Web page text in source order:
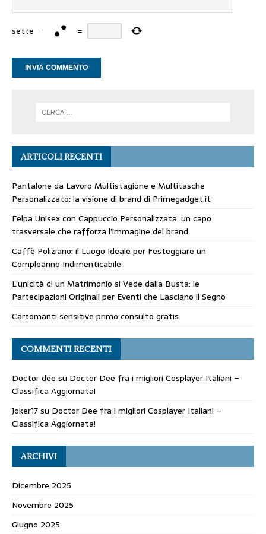
sette − =
ARTICOLI RECENTI
Pantalone da Lavoro Multistagione e Multitasche
Personalizzato: la visione di brand di Primegadget.it
Felpa Unisex con Cappuccio Personalizzata: un capo
trasversale che rafforza l’immagine del brand
Caffè Poliziano: il Luogo Ideale per Festeggiare un
Compleanno Indimenticabile
L’unicità di un Matrimonio si Vede dalla Busta: le
Partecipazioni Originali per Eventi che Lasciano il Segno
Cartomanti sensitive primo consulto gratis
COMMENTI RECENTI
Doctor dee su Doctor Dee fra i migliori Cosplayer Italiani –
Classifica Aggiornata!
Joker17su Doctor Dee fra i migliori Cosplayer Italiani –
Classifica Aggiornata!
ARCHIVI
Dicembre 2025
Novembre 2025
Giugno 2025